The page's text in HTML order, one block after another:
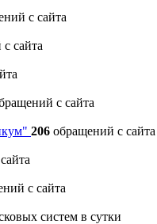
с сайта
сайта
с сайта
206 обращений с сайта
с сайта
систем в сутки